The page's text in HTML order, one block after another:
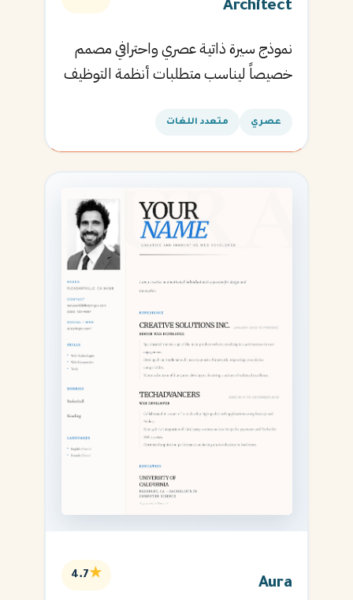
Architect
نموذج سيرة ذاتية عصري واحترافي مصمم
خصيصاً ليناسب متطلبات أنظمة التوظيف
القادمة.
عصري متعدد اللغات
Aura
★
4.7